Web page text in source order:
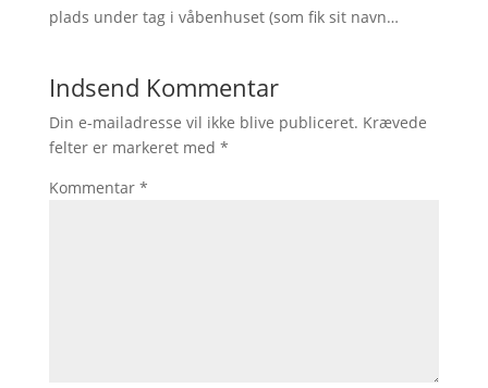
plads under tag i våbenhuset (som fik sit navn…
Indsend Kommentar
Din e-mailadresse vil ikke blive publiceret. Krævede
felter er markeret med *
Kommentar *